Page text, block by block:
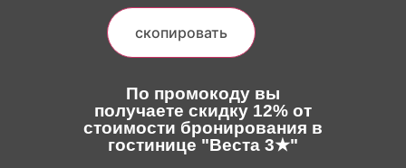
скопировать
По промокоду вы
получаете скидку 12% от
стоимости бронирования в
гостинице "Веста 3★"